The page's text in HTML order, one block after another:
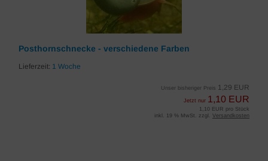
Posthornschnecke - verschiedene Farben
Lieferzeit: 1 Woche
Unser bisheriger Preis 1,29 EUR
Jetzt nur 1,10 EUR
1,10 EUR pro Stück
inkl. 19 % MwSt. zzgl. Versandkosten